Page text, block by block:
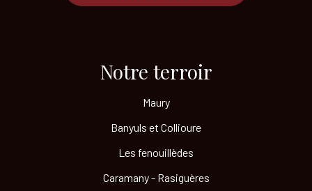
Notre terroir​
Maury
Banyuls et Collioure
Les fenouillèdes
Caramany - Rasiguères